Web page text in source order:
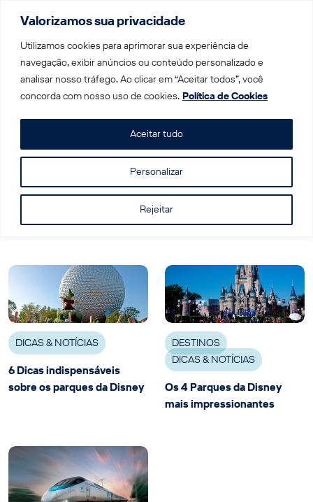
Valorizamos sua privacidade
Utilizamos cookies para aprimorar sua experiência de
navegação, exibir anúncios ou conteúdo personalizado e
analisar nosso tráfego. Ao clicar em “Aceitar todos”, você
concorda com nosso uso de cookies. Política de Cookies
Personalizar
Rejeitar
Aceitar tudo
Home | estados unidos
Tag: estados unidos
DICAS & NOTÍCIAS
6 Dicas indispensáveis
sobre os parques da Disney
DESTINOS
DICAS & NOTÍCIAS
Os 4 Parques da Disney
mais impressionantes